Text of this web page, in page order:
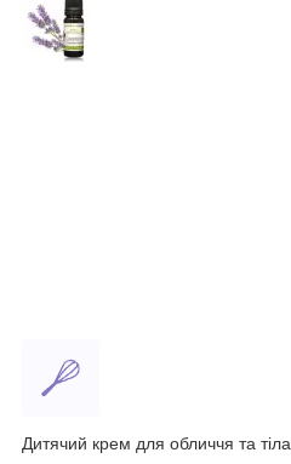
Дитячий крем для обличчя та тіла